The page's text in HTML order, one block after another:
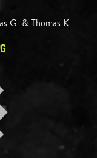
G. & Thomas K.